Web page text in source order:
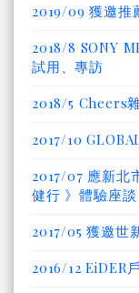
2019/09 獲邀推
2018/8 SONY
試用、專訪
2018/5 Cheers
2017/10
2017/07 應新北
健行 》體驗座談
2017/05 獲邀世
2016/12 EiDER